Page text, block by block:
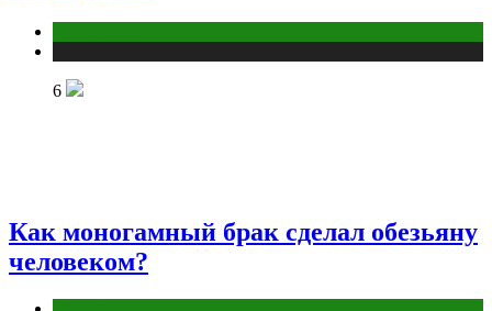
6
Как моногамный брак сделал обезьяну
человеком?